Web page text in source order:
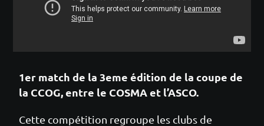
1er match de la 3eme édition de la coupe de
la CCOG, entre le COSMA et l’ASCO.
Cette compétition regroupe les clubs de